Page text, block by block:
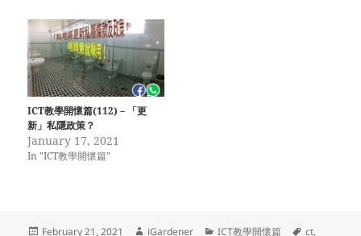
ICT教學開懷篇(112) – 「更
新」私隱政策？
January 17, 2021
In "ICT教學開懷篇"
Posted
February 21, 2021 Author
iGardener Categories
ICT教學開懷篇 Tags
ct,